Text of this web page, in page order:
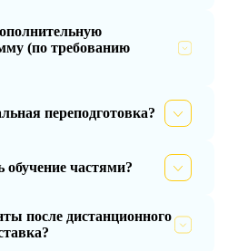
(по требованию
переподготовка?
частями?
после дистанционного